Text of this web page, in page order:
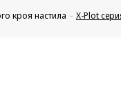
кроя настила X-Plot